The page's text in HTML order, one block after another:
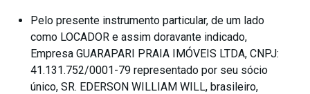
Pelo presente instrumento particular, de um lado
como LOCADOR e assim doravante indicado,
Empresa GUARAPARI PRAIA IMÓVEIS LTDA, CNPJ:
41.131.752/0001-79 representado por seu sócio
único, SR. EDERSON WILLIAM WILL, brasileiro,